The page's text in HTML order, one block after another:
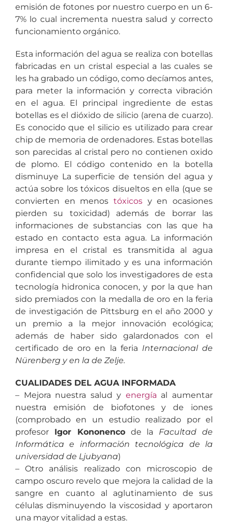
emisión de fotones por nuestro cuerpo en un 6-
7% lo cual incrementa nuestra salud y correcto
funcionamiento orgánico.
Esta información del agua se realiza con botellas
fabricadas en un cristal especial a las cuales se
les ha grabado un código, como decíamos antes,
para meter la información y correcta vibración
en el agua. El principal ingrediente de estas
botellas es el dióxido de silicio (arena de cuarzo).
Es conocido que el silicio es utilizado para crear
chip de memoria de ordenadores. Estas botellas
son parecidas al cristal pero no contienen oxido
de plomo. El código contenido en la botella
disminuye La superficie de tensión del agua y
actúa sobre los tóxicos disueltos en ella (que se
convierten en menostóxicos y en ocasiones
pierden su toxicidad) además de borrar las
informaciones de substancias con las que ha
estado en contacto esta agua. La información
impresa en el cristal es transmitida al agua
durante tiempo ilimitado y es una información
confidencial que solo los investigadores de esta
tecnología hidronica conocen, y por la que han
sido premiados con la medalla de oro en la feria
de investigación de Pittsburg en el año 2000 y
un premio a la mejor innovación ecológica;
además de haber sido galardonados con el
certificado de oro en la feria Internacional de
Nürenberg y en la de Zelje.
CUALIDADES DEL AGUA INFORMADA
– Mejora nuestra salud y energía al aumentar
nuestra emisión de biofotones y de iones
(comprobado en un estudio realizado por el
profesor Igor Kononencode la Facultad de
Informática e información tecnológica de la
universidad de Ljubyana)
– Otro análisis realizado con microscopio de
campo oscuro revelo que mejora la calidad de la
sangre en cuanto al aglutinamiento de sus
células disminuyendo la viscosidad y aportaron
una mayor vitalidad a estas.